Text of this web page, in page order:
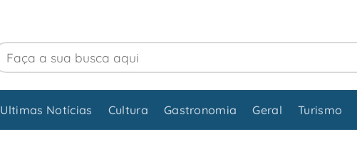
Ultimas Notícias Cultura Gastronomia Geral Turismo